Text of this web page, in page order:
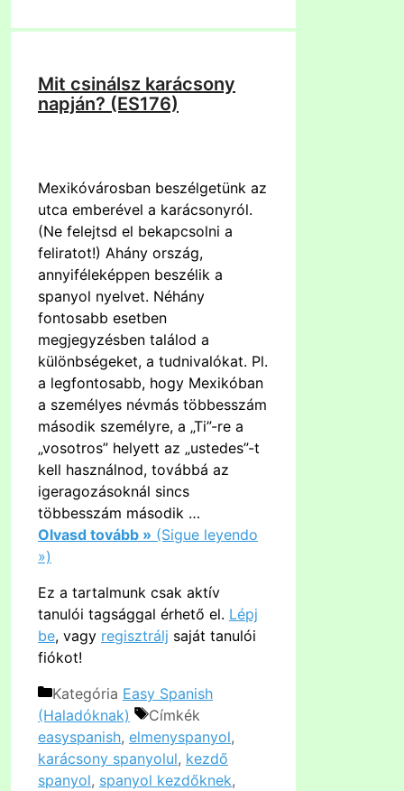
Mit csinálsz karácsony
napján? (ES176)
Mexikóvárosban beszélgetünk az
utca emberével a karácsonyról.
(Ne felejtsd el bekapcsolni a
feliratot!) Ahány ország,
annyiféleképpen beszélik a
spanyol nyelvet. Néhány
fontosabb esetben
megjegyzésben találod a
különbségeket, a tudnivalókat. Pl.
a legfontosabb, hogy Mexikóban
a személyes névmás többesszám
második személyre, a „Ti”-re a
„vosotros” helyett az „ustedes”-t
kell használnod, továbbá az
igeragozásoknál sincs
többesszám második …
Olvasd tovább » (Sigue leyendo
»)
Ez a tartalmunk csak aktív
tanulói tagsággal érhető el. Lépj
be, vagy regisztrálj saját tanulói
fiókot!
Kategória Easy Spanish
(Haladóknak)
Címkék
easyspanish, elmenyspanyol,
karácsony spanyolul, kezdő
spanyol, spanyol kezdőknek,